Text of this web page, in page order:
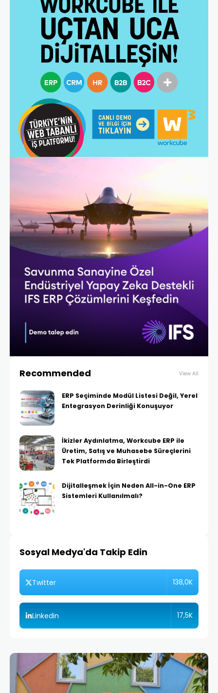
Recommended View All
ERP Seçiminde Modül Listesi Değil, Yerel
Entegrasyon Derinliği Konuşuyor
İkizler Aydınlatma, Workcube ERP ile
Üretim, Satış ve Muhasebe Süreçlerini
Tek Platformda Birleştirdi
Dijitalleşmek İçin Neden All-in-One ERP
Sistemleri Kullanılmalı?
Sosyal Medya'da Takip Edin
Twitter 138,0K
Linkedin 17,5K